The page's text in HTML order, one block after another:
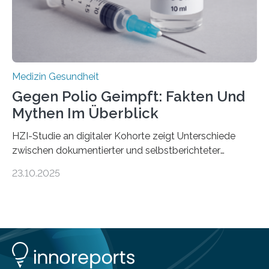
Medulloblastoms gefunden. Die Wilhelm Sander-
Stiftung unterstützte das Projekt…
Medizin Gesundheit
Gegen Polio Geimpft: Fakten Und
Mythen Im Überblick
HZI-Studie an digitaler Kohorte zeigt Unterschiede
zwischen dokumentierter und selbstberichteter
Kinderlähmung, ist eine ansteckende Krankheit, die
nur noch in zwei Ländern endemisch. Bis das Virus
weltweit ausgerottet ist, ist aber auch in Deutschland
ein Impfschutz wichtig, da das Virus jederzeit wieder
23.10.2025